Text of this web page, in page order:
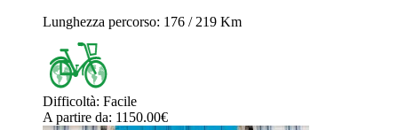
Lunghezza percorso: 176 / 219 Km
Difficoltà: Facile
A partire da: 1150.00€